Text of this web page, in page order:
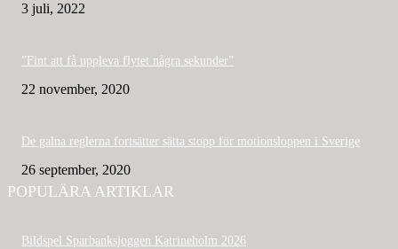
3 juli, 2022
”Fint att få uppleva flytet några sekunder”
22 november, 2020
De galna reglerna fortsätter sätta stopp för motionsloppen i Sverige
26 september, 2020
POPULÄRA ARTIKLAR
Bildspel Sparbanksjoggen Katrineholm 2026